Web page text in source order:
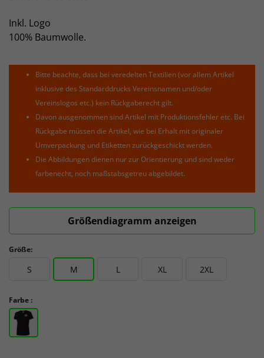
Inkl. Logo
100% Baumwolle.
Bitte beachte, dass bei veredelten Textilien (vor allem Artikel
inklusive des Standarddrucks Vereinsnamen und/oder
Vereinslogos etc.) kein Rückgaberecht gilt.
Davon ausgenommen sind Artikel mit Produktionsfehler etc. Bei
Rückgabe müssen die Artikel, wie bei Erhalt mit originaler
Umverpackung und Etiketten zurückgeschickt werden.
Die Abbildungen dienen nur zur Orientierung und sind weder
farbenecht, noch maßstabsgetreu abgebildet.
Größendiagramm anzeigen
Größe:
S M L XL 2XL
Farbe :